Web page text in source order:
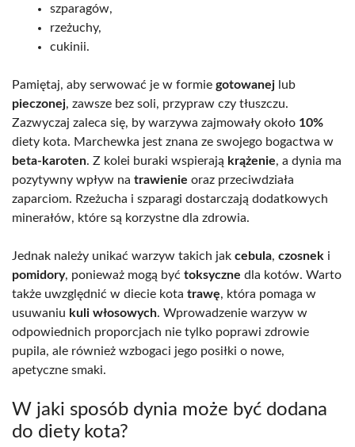
szparagów,
rzeżuchy,
cukinii.
Pamiętaj, aby serwować je w formie gotowanej lub
pieczonej, zawsze bez soli, przypraw czy tłuszczu.
Zazwyczaj zaleca się, by warzywa zajmowały około 10%
diety kota. Marchewka jest znana ze swojego bogactwa w
beta-karoten. Z kolei buraki wspierają krążenie, a dynia ma
pozytywny wpływ na trawienie oraz przeciwdziała
zaparciom. Rzeżucha i szparagi dostarczają dodatkowych
minerałów, które są korzystne dla zdrowia.
Jednak należy unikać warzyw takich jak cebula, czosnek i
pomidory, ponieważ mogą być toksyczne dla kotów. Warto
także uwzględnić w diecie kota trawę, która pomaga w
usuwaniu kuli włosowych. Wprowadzenie warzyw w
odpowiednich proporcjach nie tylko poprawi zdrowie
pupila, ale również wzbogaci jego posiłki o nowe,
apetyczne smaki.
W jaki sposób dynia może być dodana
do diety kota?